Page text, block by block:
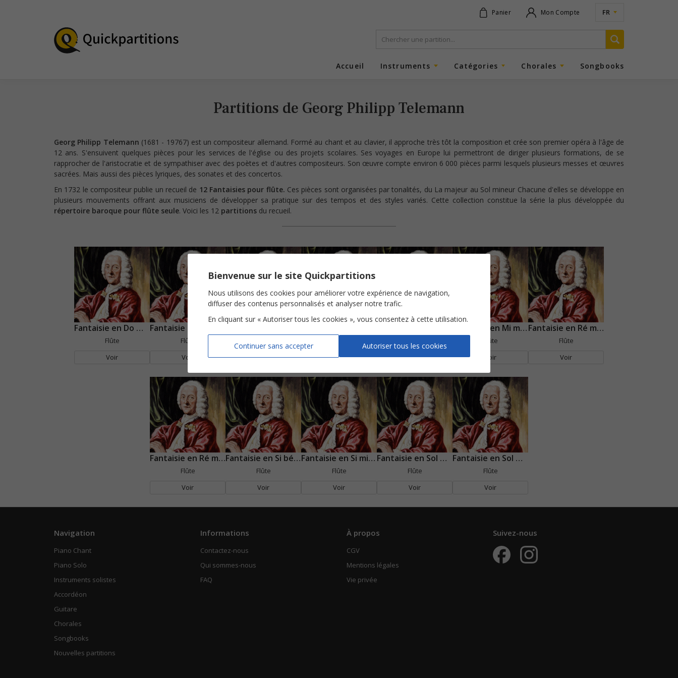
Panier Mon Compte FR
Accueil Instruments Catégories Chorales Songbooks
Partitions de Georg Philipp Telemann
Georg Philipp Telemann (1681 - 19767) est un compositeur allemand. Formé au chant et au clavier, il approche très tôt la composition et crée son premier opéra à l'âge de
12 ans. S'ensuivent quelques pièces pour les services de l'église ou des projets scolaires. Ses voyages en Europe lui permettront de diriger plusieurs formations, de se
rapprocher de l'aristocratie et de sympathiser avec des poètes et d'autres compositeurs. Son œuvre compte environ 6 000 pièces parmi lesquels plusieurs messes et œuvres
sacrées. Mais aussi des pièces lyriques, des sonates et des concertos.
En 1732 le compositeur publie un recueil de 12 Fantaisies pour flûte. Ces pièces sont organisées par tonalités, du La majeur au Sol mineur Chacune d'elles se développe en
plusieurs mouvements offrant aux musiciens de développer sa pratique sur des tempos et des styles variés. Cette collection constitue la série la plus développée du
répertoire baroque pour flûte seule. Voici les 12 partitions du recueil.
Fantaisie en Do majeur
Flûte
Voir
Flûte
Voir
Voir
Voir
Voir
Fantaisie en Mi mineur
Flûte
Voir
Fantaisie en Ré majeur
Flûte
Voir
Fantaisie en Ré mineur
Flûte
Voir
Fantaisie en Si bémol
Flûte
Voir
Fantaisie en Si mineur
Flûte
Voir
Fantaisie en Sol majeur
Flûte
Voir
Fantaisie en Sol mineur
Flûte
Voir
Navigation
Piano Chant
Piano Solo
Instruments solistes
Accordéon
Guitare
Chorales
Songbooks
Nouvelles partitions
Informations
Contactez-nous
Qui sommes-nous
FAQ
À propos
CGV
Mentions légales
Vie privée
Suivez-nous
Bienvenue sur le site Quickpartitions
Nous utilisons des cookies pour améliorer votre expérience de navigation,
diffuser des contenus personnalisés et analyser notre trafic.
En cliquant sur « Autoriser tous les cookies », vous consentez à cette utilisation.
Continuer sans accepter Autoriser tous les cookies